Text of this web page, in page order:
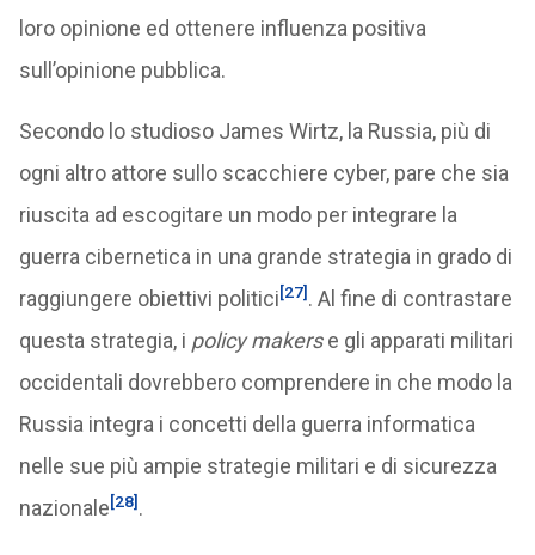
loro opinione ed ottenere influenza positiva
sull’opinione pubblica.
Secondo lo studioso James Wirtz, la Russia, più di
ogni altro attore sullo scacchiere cyber, pare che sia
riuscita ad escogitare un modo per integrare la
guerra cibernetica in una grande strategia in grado di
raggiungere obiettivi politici[27] . Al fine di contrastare
questa strategia, i policy makerse gli apparati militari
occidentali dovrebbero comprendere in che modo la
Russia integra i concetti della guerra informatica
nelle sue più ampie strategie militari e di sicurezza
nazionale[28] .